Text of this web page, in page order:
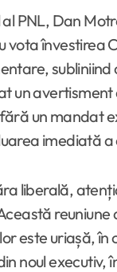
PNL, Dan
vota
un
un mandat
imediată
liberală,
este uriașă,
noul executiv,